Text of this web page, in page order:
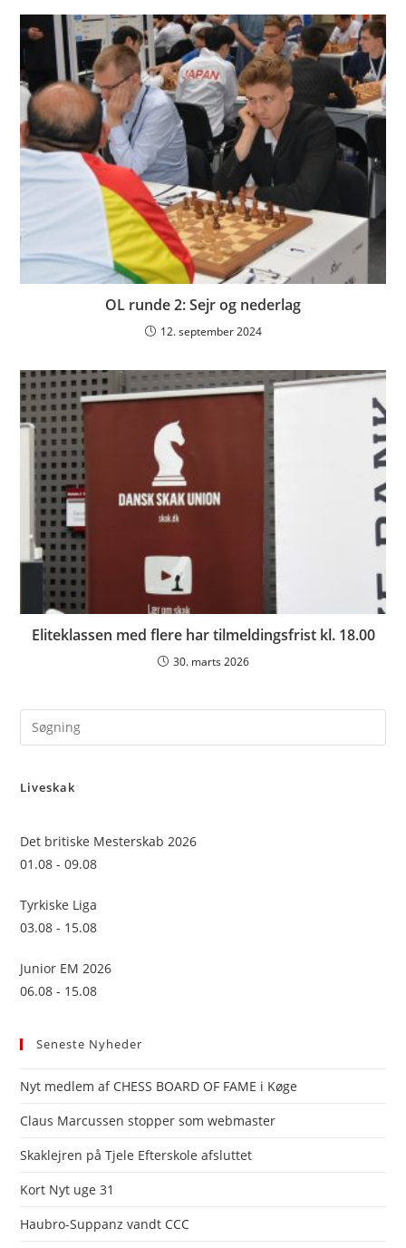
OL runde 2: Sejr og nederlag
12. september 2024
Eliteklassen med flere har tilmeldingsfrist kl. 18.00
30. marts 2026
Liveskak
Det britiske Mesterskab 2026
01.08 - 09.08
Tyrkiske Liga
03.08 - 15.08
Junior EM 2026
06.08 - 15.08
Seneste Nyheder
Nyt medlem af CHESS BOARD OF FAME i Køge
Claus Marcussen stopper som webmaster
Skaklejren på Tjele Efterskole afsluttet
Kort Nyt uge 31
Haubro-Suppanz vandt CCC